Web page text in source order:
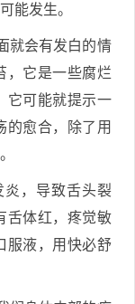
能发生。
就会有发白的情
，它是一些腐烂
它可能就提示一
的愈合，除了用
炎，导致舌头裂
舌体红，疼觉敏
服液，用快必舒